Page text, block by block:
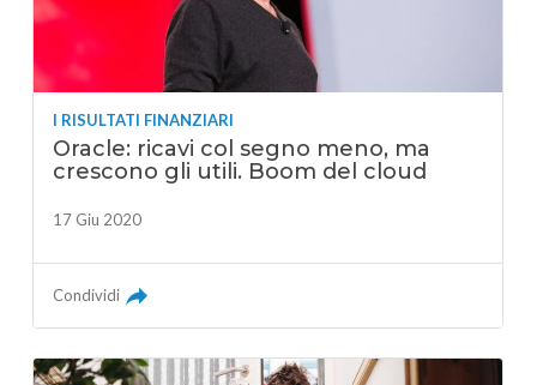
I RISULTATI FINANZIARI
Oracle: ricavi col segno meno, ma
crescono gli utili. Boom del cloud
17 Giu 2020
Condividi